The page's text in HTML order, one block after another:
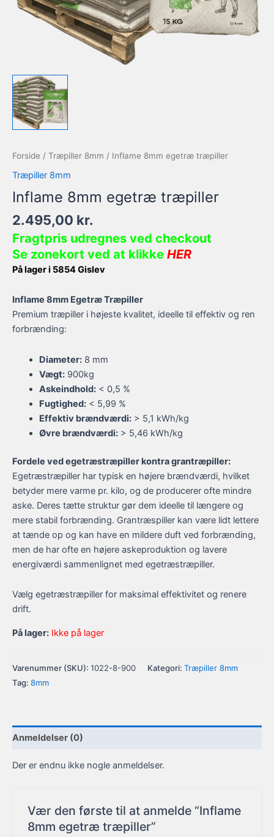
Forside / Træpiller 8mm / Inflame 8mm egetræ træpiller
Træpiller 8mm
Inflame 8mm egetræ træpiller
2.495,00 kr.
Fragtpris udregnes ved checkout
Se zonekort ved at klikke HER
På lager i 5854 Gislev
Inflame 8mm Egetræ Træpiller
Premium træpiller i højeste kvalitet, ideelle til effektiv og ren
forbrænding:
Diameter:8 mm
Vægt:900kg
Askeindhold:< 0,5 %
Fugtighed:< 5,99 %
Effektiv brændværdi:> 5,1 kWh/kg
Øvre brændværdi:> 5,46 kWh/kg
Fordele ved egetræstræpiller kontra grantræpiller:
Egetræstræpiller har typisk en højere brændværdi, hvilket
betyder mere varme pr. kilo, og de producerer ofte mindre
aske. Deres tætte struktur gør dem ideelle til længere og
mere stabil forbrænding. Grantræspiller kan være lidt lettere
at tænde op og kan have en mildere duft ved forbrænding,
men de har ofte en højere askeproduktion og lavere
energiværdi sammenlignet med egetræstræpiller.
Vælg egetræstræpiller for maksimal effektivitet og renere
drift.
På lager: Ikke på lager
Varenummer (SKU): 1022-8-900 Kategori: Træpiller 8mm
Tag: 8mm
Anmeldelser (0)
Der er endnu ikke nogle anmeldelser.
Vær den første til at anmelde “Inflame
8mm egetræ træpiller”